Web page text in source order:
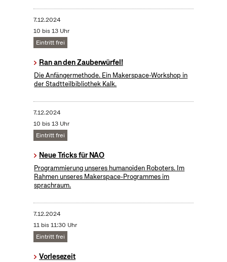
7.12.2024
10 bis 13 Uhr
Eintritt frei
Ran an den Zauberwürfel!
Die Anfängermethode. Ein Makerspace-Workshop in
der Stadtteilbibliothek Kalk.
7.12.2024
10 bis 13 Uhr
Eintritt frei
Neue Tricks für NAO
Programmierung unseres humanoiden Roboters. Im
Rahmen unseres Makerspace-Programmes im
sprachraum.
7.12.2024
11 bis 11:30 Uhr
Eintritt frei
Vorlesezeit